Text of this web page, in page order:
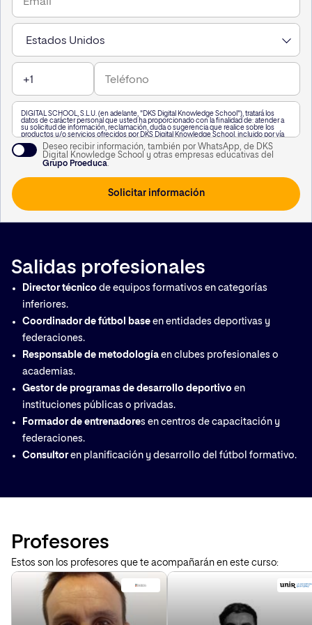
DIGITAL SCHOOL, S.L.U. (en adelante, "DKS Digital Knowledge School"), tratará los
datos de carácter personal que usted ha proporcionado con la finalidad de: atender a
su solicitud de información, reclamación, duda o sugerencia que realice sobre los
productos y/o servicios ofrecidos por DKS Digital Knowledge School, incluido por vía
telefónica, o a través de WhatsApp,, así como para mantenerle informado de nuestra
actividad.
A su vez, le informamos que vamos a realizar un perfilado de sus datos de carácter
personal para poderle enviar información personalizada en función de sus intereses.
Puede consultar información adicional haciendo clicaquí.
Usted podrá revocar el consentimiento otorgado, así como ejercitar los derechos
reconocidos en los artículos 15 a 22 del Reglamento (UE) 2016/679, mediante solicitud
dirección de correo electrónicolopd@kschool.com, identificándose debidamente. Si
Deseo recibir información, también por WhatsApp, de DKS
Digital Knowledge School y otras empresas educativas del
Grupo Proeduca.
Salidas profesionales
Director técnico de equipos formativos en categorías
inferiores.
Coordinador de fútbol base en entidades deportivas y
federaciones.
Responsable de metodología en clubes profesionales o
academias.
Gestor de programas de desarrollo deportivo en
instituciones públicas o privadas.
Formador de entrenadores en centros de capacitación y
federaciones.
Consultoren planificación y desarrollo del fútbol formativo.
Profesores
Estos son los profesores que te acompañarán en este curso: